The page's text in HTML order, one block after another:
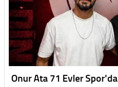
Onur Ata 71 Evler Spor'da